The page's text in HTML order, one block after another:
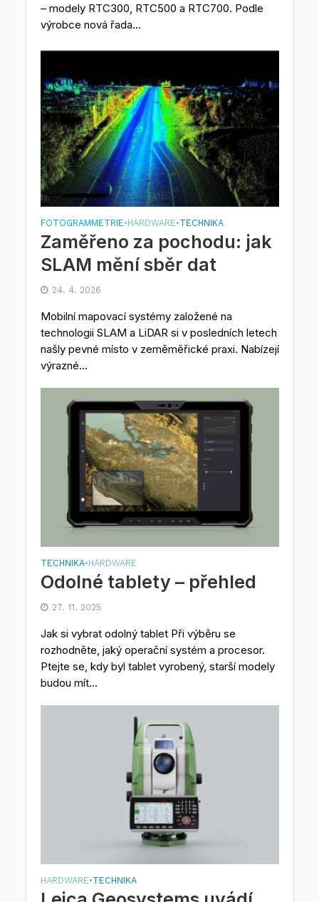
– modely RTC300, RTC500 a RTC700. Podle
výrobce nová řada...
FOTOGRAMMETRIE•HARDWARE•TECHNIKA
Zaměřeno za pochodu: jak
SLAM mění sběr dat
24. 4. 2026
Mobilní mapovací systémy založené na
technologii SLAM a LiDAR si v posledních letech
našly pevné místo v zeměměřické praxi. Nabízejí
výrazné...
TECHNIKA•HARDWARE
Odolné tablety – přehled
27. 11. 2025
Jak si vybrat odolný tablet Při výběru se
rozhodněte, jaký operační systém a procesor.
Ptejte se, kdy byl tablet vyrobený, starší modely
budou mít...
HARDWARE•TECHNIKA